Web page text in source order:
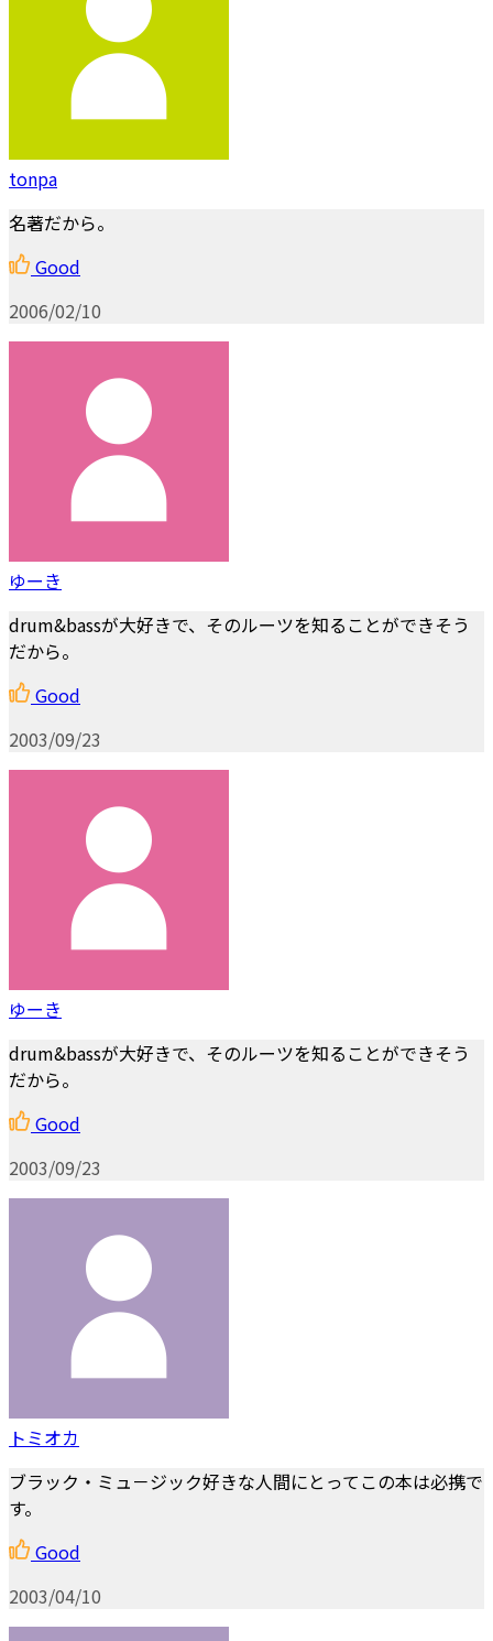
tonpa
名著だから。
Good
2006/02/10
ゆーき
drum&bassが大好きで、そのルーツを知ることができそう
だから。
Good
2003/09/23
ゆーき
drum&bassが大好きで、そのルーツを知ることができそう
だから。
Good
2003/09/23
トミオカ
ブラック・ミュ－ジック好きな人間にとってこの本は必携で
す。
Good
2003/04/10